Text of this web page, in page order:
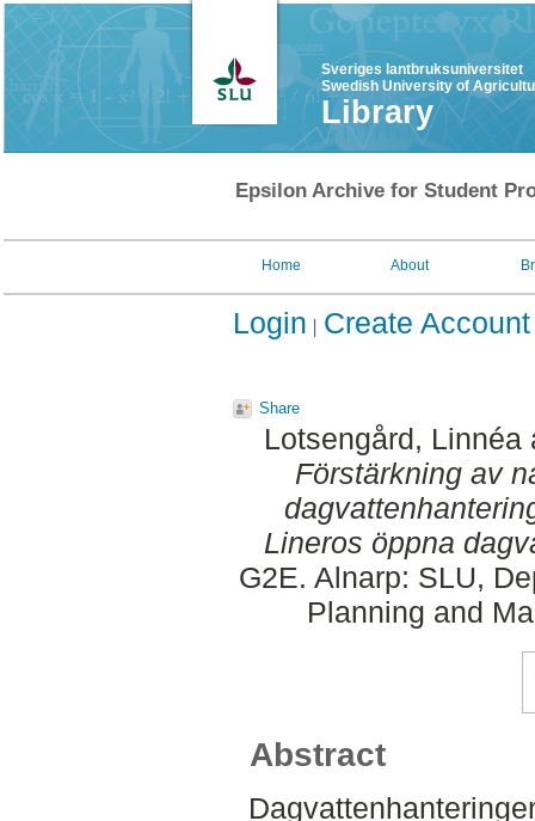
Sveriges lantbruksuniversitet
Swedish University of
Library
Epsilon Archive for Student
Home About
Login Create Account
Share
Lotsengård, Linnéa
Förstärkning av
Lineros öppna
G2E. Alnarp: SLU,
Planning and
Abstract